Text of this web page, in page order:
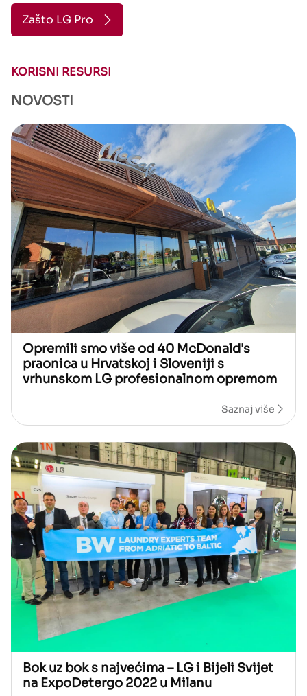
Zašto LG Pro
KORISNI RESURSI
NOVOSTI
Opremili smo više od 40 McDonald's
praonica u Hrvatskoj i Sloveniji s
vrhunskom LG profesionalnom opremom
Saznaj više
Bok uz bok s najvećima – LG i Bijeli Svijet
na ExpoDetergo 2022 u Milanu